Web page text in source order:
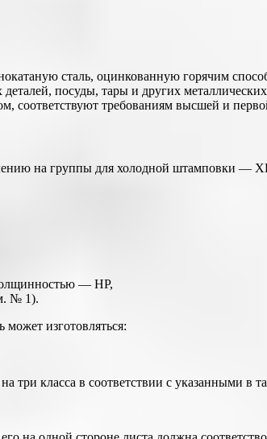
сталь, оцинкованную горячим
посуды, тары и других
соответствуют требованиям высшей и
на группы для холодной штамповки —
— HP,
№ 1).
может изготовляться:
три класса в соответствии с указанными в